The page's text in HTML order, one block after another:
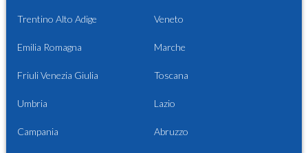
Trentino Alto Adige Veneto
Emilia Romagna Marche
Friuli Venezia Giulia Toscana
Umbria Lazio
Campania Abruzzo